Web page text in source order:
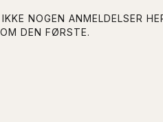
IKKE NOGEN ANMELDELSER
DEN FØRSTE.